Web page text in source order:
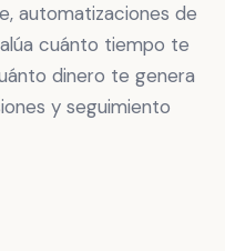
automatizaciones de
cuánto tiempo te
dinero te genera
y seguimiento